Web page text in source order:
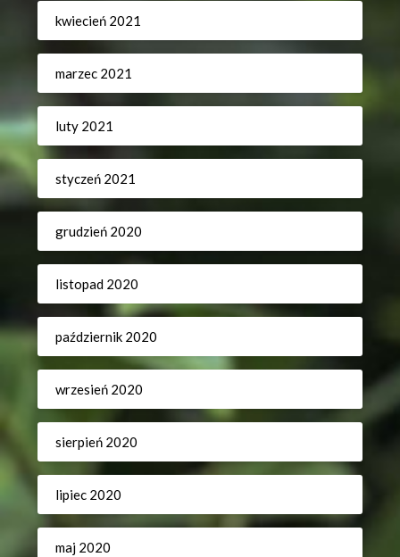
kwiecień 2021
marzec 2021
luty 2021
styczeń 2021
grudzień 2020
listopad 2020
październik 2020
wrzesień 2020
sierpień 2020
lipiec 2020
maj 2020